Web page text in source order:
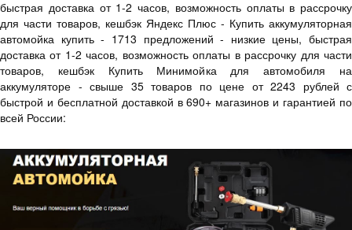
быстрая доставка от 1-2 часов, возможность оплаты в рассрочку
для части товаров, кешбэк Яндекс Плюс - Купить аккумуляторная
автомойка купить - 1713 предложений - низкие цены, быстрая
доставка от 1-2 часов, возможность оплаты в рассрочку для части
товаров, кешбэк Купить Минимойка для автомобиля на
аккумуляторе - свыше 35 товаров по цене от 2243 рублей с
быстрой и бесплатной доставкой в 690+ магазинов и гарантией по
всей России: